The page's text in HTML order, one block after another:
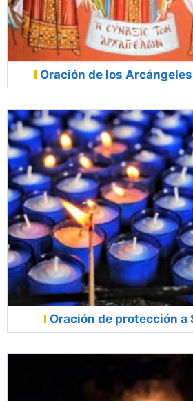
Oración de los
Oración de protección a